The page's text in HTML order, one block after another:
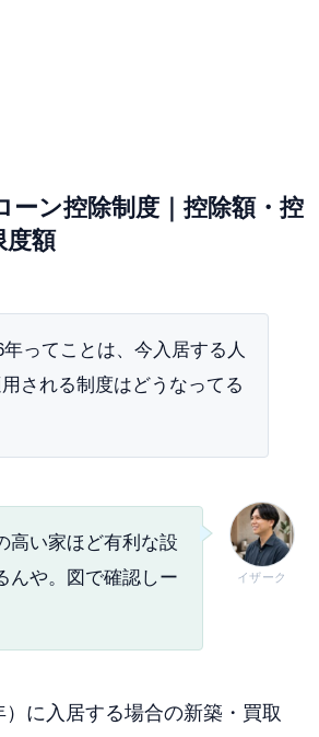
ーン控除制度｜控除額・控
度額
年ってことは、今入居する人
される制度はどうなってる
イザーク
高い家ほど有利な設
んや。図で確認しー
に入居する場合の新築・買取